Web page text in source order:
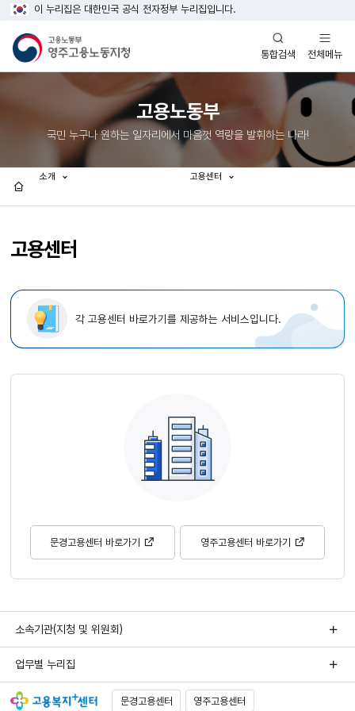
이 누리집은 대한민국 공식 전자정부 누리집입니다.
통합검색
열기
전체메뉴
열기
고용노동부
국민 누구나 원하는 일자리에서 마음껏 역량을 발휘하는 나라!
고용센터
소개 고용센터
각 고용센터 바로가기를 제공하는 서비스입니다.
문경고용센터 바로가기 영주고용센터 바로가기
소속기관(지청 및 위원회)
업무별 누리집
문경고용센터 영주고용센터